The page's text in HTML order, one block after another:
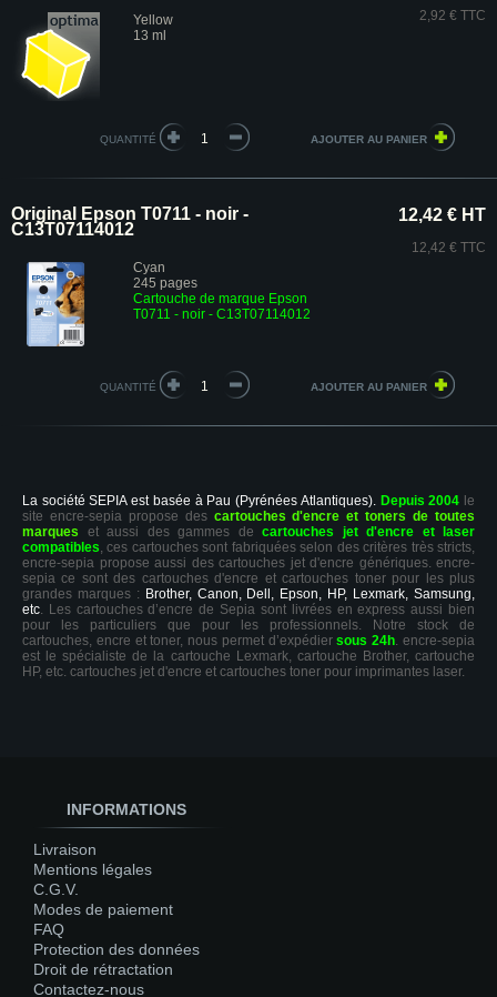
Yellow
13 ml
2,92 € TTC
QUANTITÉ
Original Epson T0711 - noir -
C13T07114012
Cyan
245 pages
Cartouche de marque Epson
T0711 - noir - C13T07114012
12,42 € HT
12,42 € TTC
QUANTITÉ
La société SEPIA est basée à Pau (Pyrénées Atlantiques). Depuis 2004 le
site encre-sepia propose des cartouches d'encre et toners de toutes
marques et aussi des gammes de cartouches jet d'encre et laser
compatibles, ces cartouches sont fabriquées selon des critères très stricts,
encre-sepia propose aussi des cartouches jet d'encre génériques. encre-
sepia ce sont des cartouches d'encre et cartouches toner pour les plus
grandes marques : Brother, Canon, Dell, Epson, HP, Lexmark, Samsung,
etc. Les cartouches d’encre de Sepia sont livrées en express aussi bien
pour les particuliers que pour les professionnels. Notre stock de
cartouches, encre et toner, nous permet d’expédiersous 24h. encre-sepia
est le spécialiste de la cartouche Lexmark, cartouche Brother, cartouche
HP, etc. cartouches jet d'encre et cartouches toner pour imprimantes laser.
INFORMATIONS
Livraison
Mentions légales
C.G.V.
Modes de paiement
FAQ
Protection des données
Droit de rétractation
Contactez-nous